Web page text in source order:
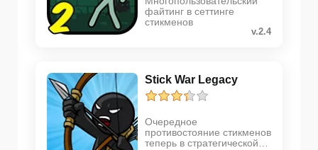
файтинг в сеттинге
стикменов
v.2.4
Stick War Legacy
Очередное
противостояние стикменов
теперь в стратегической